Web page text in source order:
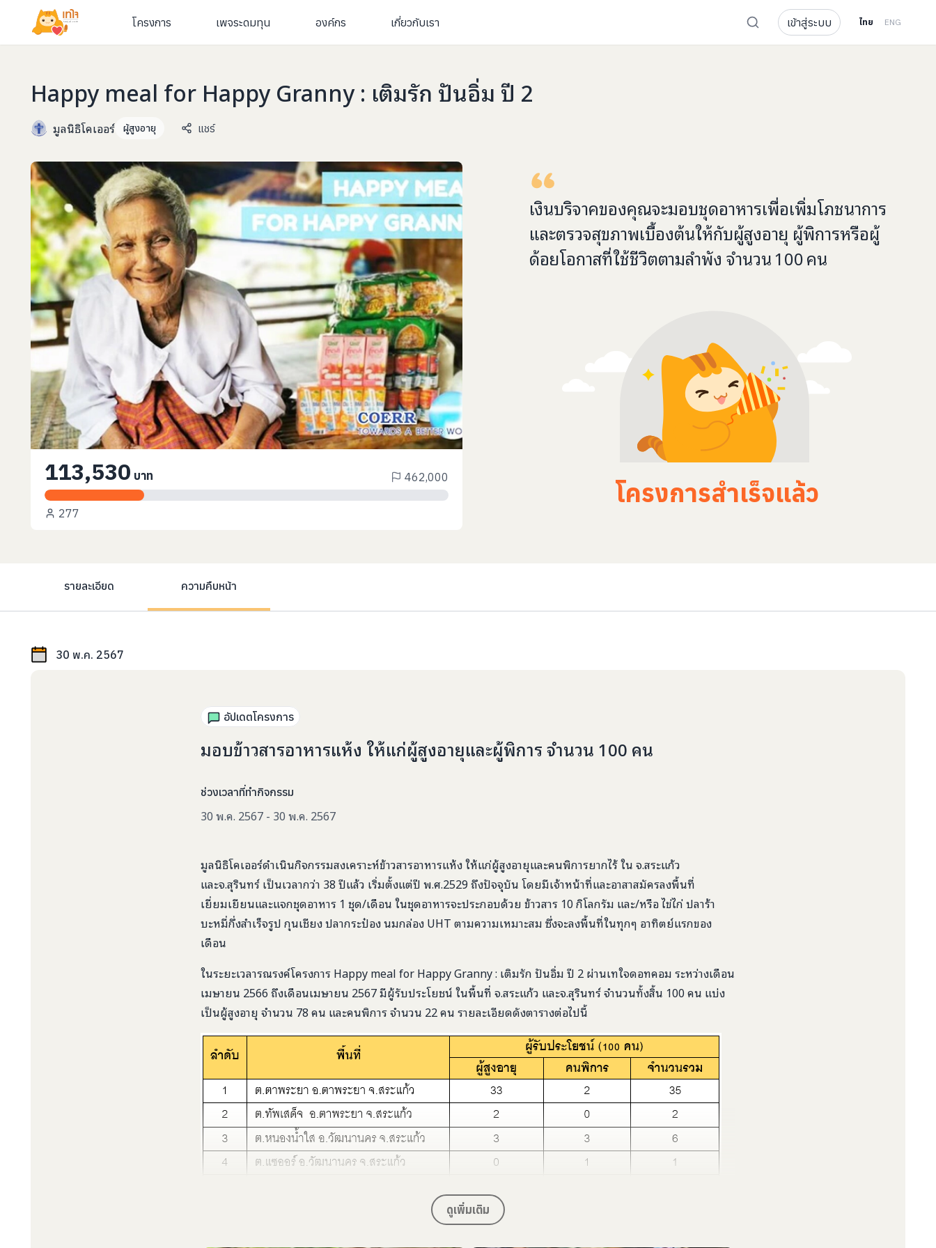
โครงการ เพจระดมทุน องค์กร เกี่ยวกับเรา เข้าสู่ระบบ ไทย ENG
Happy meal for Happy Granny : เติมรัก ปันอิ่ม ปี 2
มูลนิธิโคเออร์ ผู้สูงอายุ แชร์
113,530 บาท 462,000
277
เงินบริจาคของคุณจะมอบชุดอาหารเพื่อเพิ่มโภชนาการ
และตรวจสุขภาพเบื้องต้นให้กับผู้สูงอายุ ผู้พิการหรือผู้
ด้อยโอกาสที่ใช้ชีวิตตามลำพัง จำนวน100คน
โครงการสำเร็จแล้ว
รายละเอียด ความคืบหน้า
30 พ.ค. 2567
อัปเดตโครงการ
มอบข้าวสารอาหารแห้ง ให้แก่ผู้สูงอายุและผู้พิการ จำนวน 100 คน
ช่วงเวลาที่ทำกิจกรรม
30 พ.ค. 2567 - 30 พ.ค. 2567
มูลนิธิโคเออร์ดำเนินกิจกรรมสงเคราะห์ข้าวสารอาหารแห้ง ให้แก่ผู้สูงอายุและคนพิการยากไร้ ใน จ.สระแก้ว
และจ.สุรินทร์ เป็นเวลากว่า 38 ปีแล้ว เริ่มตั้งแต่ปี พ.ศ.2529 ถึงปัจจุบัน โดยมีเจ้าหน้าที่และอาสาสมัครลงพื้นที่
เยี่ยมเยียนและแจกชุดอาหาร 1 ชุด/เดือน ในชุดอาหารจะประกอบด้วย ข้าวสาร 10 กิโลกรัม และ/หรือ ไข่ไก่ ปลาร้า
บะหมี่กึ่งสำเร็จรูป กุนเชียง ปลากระป๋อง นมกล่อง UHT ตามความเหมาะสม ซึ่งจะลงพื้นที่ในทุกๆ อาทิตย์แรกของ
เดือน
ในระยะเวลารณรงค์โครงการ Happy meal for Happy Granny : เติมรัก ปันอิ่ม ปี 2 ผ่านเทใจดอทคอม ระหว่างเดือน
เมษายน 2566 ถึงเดือนเมษายน 2567 มีผู้รับประโยชน์ ในพื้นที่ จ.สระแก้ว และจ.สุรินทร์ จำนวนทั้งสิ้น 100 คน แบ่ง
เป็นผู้สูงอายุ จำนวน 78 คน และคนพิการ จำนวน 22 คน รายละเอียดดังตารางต่อไปนี้
ดูเพิ่มเติม